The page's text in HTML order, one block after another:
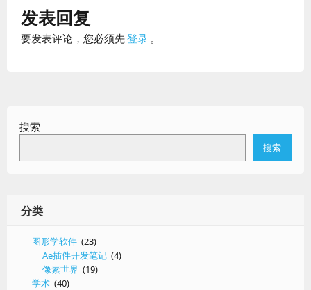
发表回复
要发表评论，您必须先登录 。
搜索
搜索
分类
图形学软件 (23)
Ae插件开发笔记 (4)
像素世界 (19)
学术 (40)